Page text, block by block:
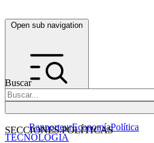
Open sub navigation
Buscar
SECCIONES POLÍTICAS
RapporteurEconomíaPolítica
TECNOLOGÍA